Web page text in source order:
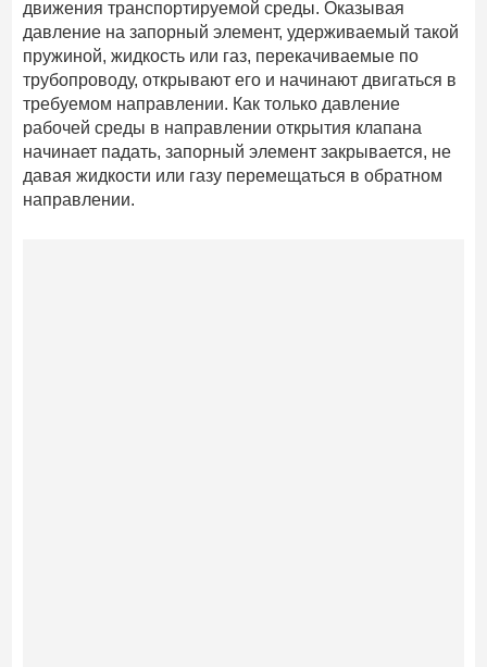
движения транспортируемой среды. Оказывая
давление на запорный элемент, удерживаемый такой
пружиной, жидкость или газ, перекачиваемые по
трубопроводу, открывают его и начинают двигаться в
требуемом направлении. Как только давление
рабочей среды в направлении открытия клапана
начинает падать, запорный элемент закрывается, не
давая жидкости или газу перемещаться в обратном
направлении.